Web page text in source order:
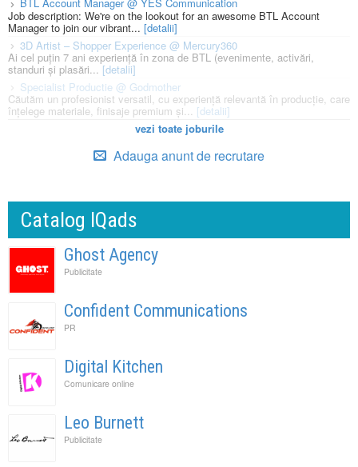
BTL Account Manager @ YES Communication
Job description: We're on the lookout for an awesome BTL Account
Manager to join our vibrant... [detalii]
3D Artist – Shopper Experience @ Mercury360
Ai cel puțin 7 ani experiență în zona de BTL (evenimente, activări,
standuri și plasări...[detalii]
Specialist Productie @ Godmother
Căutăm un profesionist versatil, cu experiență relevantă în producție, care
înțelege materiale, finisaje premium și... [detalii]
vezi toate joburile
Adauga anunt de recrutare
Catalog IQads
Ghost Agency
Publicitate
Confident Communications
PR
Digital Kitchen
Comunicare online
Leo Burnett
Publicitate